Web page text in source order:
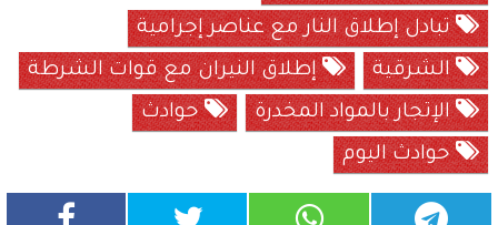
تبادل إطلاق النار مع عناصر إجرامية
الشرقية
إطلاق النيران مع قوات الشرطة
الإتجار بالمواد المخدرة
حوادث
حوادث اليوم